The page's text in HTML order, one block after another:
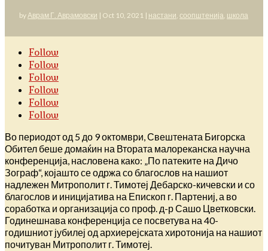
byАврам Г. Аврамовски | Oct 10, 2021 | настани, соопштенија, школа
Follow
Follow
Follow
Follow
Follow
Follow
Во периодот од 5 до 9 октомври, Свештената Бигорска
Обител беше домаќин на Втората малореканска научна
конференција, насловена како: „По патеките на Дичо
Зограф“, којашто се одржа со благослов на нашиот
надлежен Митрополит г. Тимотеј Дебарско-кичевски и со
благослов и иницијатива на Епископ г. Партениј, а во
соработка и организација со проф. д-р Сашо Цветковски.
Годинешнава конференција се посветува на 40-
годишниот јубилеј од архиерејската хиротонија на нашиот
почитуван Митрополит г. Тимотеј.